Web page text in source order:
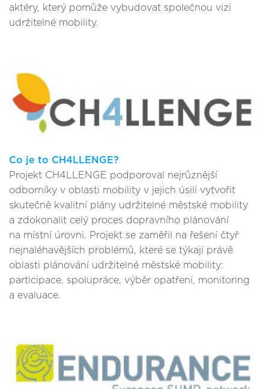
aktéry, který pomůže vybudovat společnou vizi
udržitelné mobility.
Co je to CH4LLENGE?
Projekt CH4LLENGE podporoval nejrůznější
odborníky v oblasti mobility v jejich úsilí vytvořit
skutečně kvalitní plány udržitelné městské mobility
a zdokonalit celý proces dopravního plánování
na místní úrovni. Projekt se zaměřil na řešení čtyř
nejnaléhavějších problémů, které se týkají právě
oblasti plánování udržitelné městské mobility:
participace, spolupráce, výběr opatření, monitoring
a evaluace.